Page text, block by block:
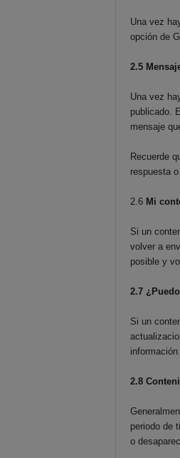
Una vez
opción de
2.5
Una vez
publicado.
mensaje
Recuerde
respuesta
2.6 Mi
Si un
volver a
posible y
2.7
Si un
2.8
periodo de
o